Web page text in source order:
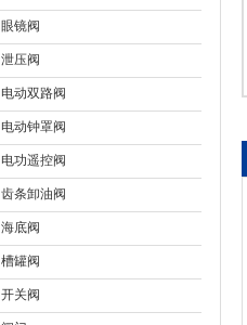
眼镜阀
泄压阀
电动双路阀
电动钟罩阀
电功遥控阀
齿条卸油阀
海底阀
槽罐阀
开关阀